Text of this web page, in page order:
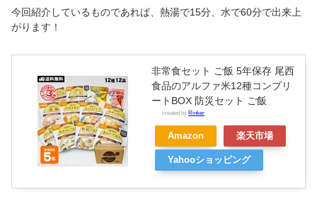
今回紹介しているものであれば、熱湯で15分、水で60分で出来上
がります！
非常食セット ご飯 5年保存 尾西
食品のアルファ米12種コンプリ
ートBOX 防災セット ご飯
created by Rinker
Amazon 楽天市場
Yahooショッピング